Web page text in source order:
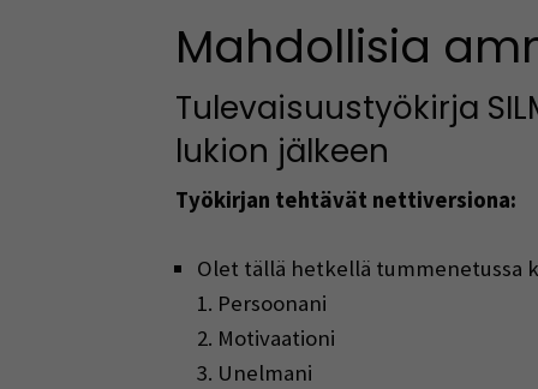
Mahdollisia
Tulevaisuustyökirja
lukion jälkeen
Työkirjan tehtävät nettiversiona:
Olet tällä hetkellä tummenetussa
1. Persoonani
2. Motivaationi
3. Unelmani